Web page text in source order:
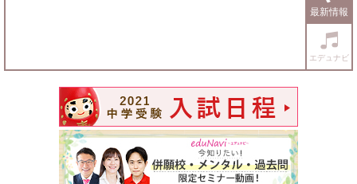
最新情報
エデュナビ